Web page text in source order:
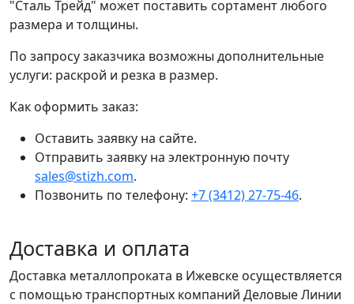
"Сталь Трейд" может поставить сортамент любого
размера и толщины.
По запросу заказчика возможны дополнительные
услуги: раскрой и резка в размер.
Как оформить заказ:
Оставить заявку на сайте.
Отправить заявку на электронную почту
sales@stizh.com.
Позвонить по телефону: +7 (3412) 27-75-46.
Доставка и оплата
Доставка металлопроката в Ижевске осуществляется
с помощью транспортных компаний Деловые Линии